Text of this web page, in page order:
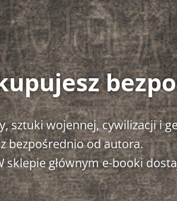
sztuki wojennej, cywilizacji i
bezpośrednio od autora.
sklepie głównym e-booki